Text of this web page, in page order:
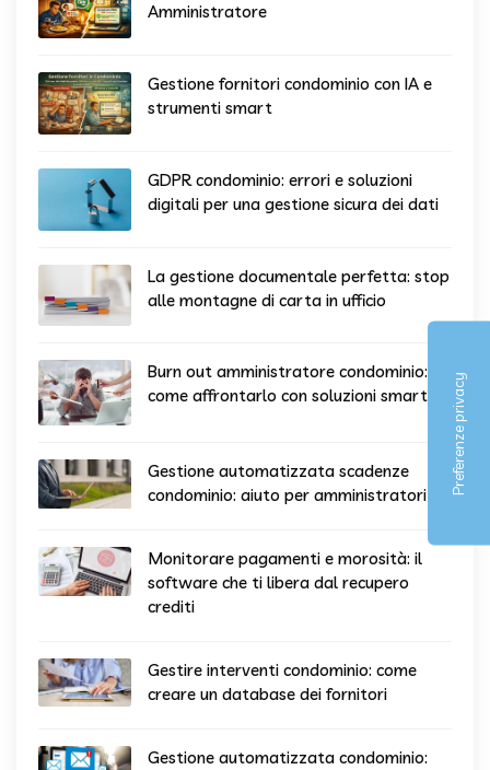
Amministratore
Gestione fornitori condominio con IA e
strumenti smart
GDPR condominio: errori e soluzioni
digitali per una gestione sicura dei dati
La gestione documentale perfetta: stop
alle montagne di carta in ufficio
Burn out amministratore condominio:
come affrontarlo con soluzioni smart
Gestione automatizzata scadenze
condominio: aiuto per amministratori
Monitorare pagamenti e morosità: il
software che ti libera dal recupero
crediti
Gestire interventi condominio: come
creare un database dei fornitori
Gestione automatizzata condominio: